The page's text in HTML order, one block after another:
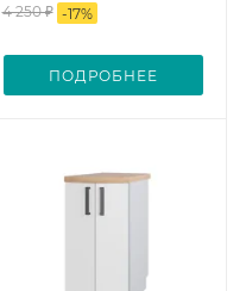
4 250 ₽ -17%
ПОДРОБНЕЕ